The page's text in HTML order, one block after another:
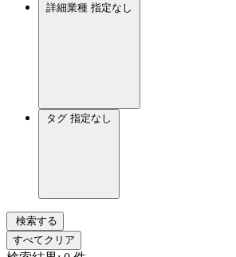
詳細業種 指定なし
タグ 指定なし
検索する
すべてクリア